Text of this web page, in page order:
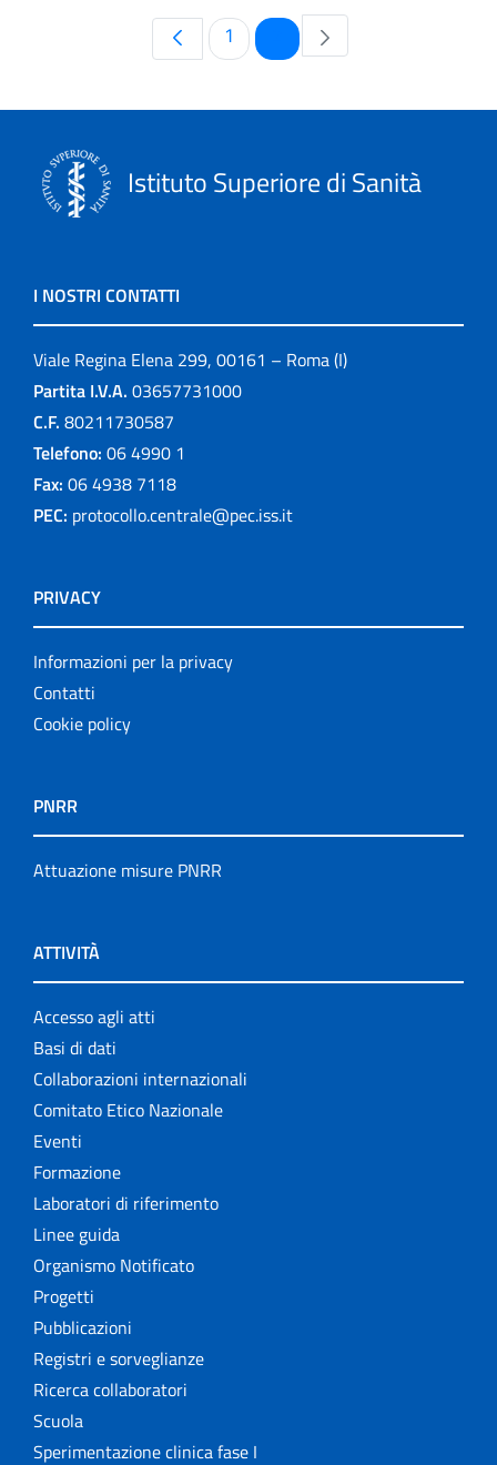
Pagina
1 Pagina
Istituto Superiore di Sanità
I NOSTRI CONTATTI
Viale Regina Elena 299, 00161 – Roma (I)
Partita I.V.A. 03657731000
C.F. 80211730587
Telefono: 06 4990 1
Fax: 06 4938 7118
PEC: protocollo.centrale@pec.iss.it
PRIVACY
Informazioni per la privacy
Contatti
Cookie policy
PNRR
Attuazione misure PNRR
ATTIVITÀ
Accesso agli atti
Basi di dati
Collaborazioni internazionali
Comitato Etico Nazionale
Eventi
Formazione
Laboratori di riferimento
Linee guida
Organismo Notificato
Progetti
Pubblicazioni
Registri e sorveglianze
Ricerca collaboratori
Scuola
Sperimentazione clinica fase I